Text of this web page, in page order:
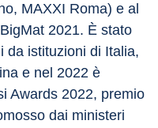
MAXXI Roma) e al
2021. È stato
da istituzioni di Italia,
e nel 2022 è
Awards 2022, premio
dai ministeri